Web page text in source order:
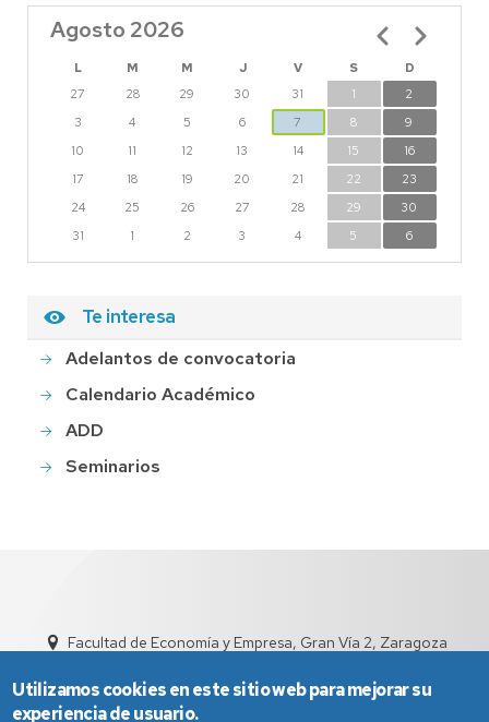
Agosto 2026
L M M J V S
D
27
28 29 30 31 1
2
3
4 5 6 7 8
9
10
11 12 13 14 15
16
17
18 19 20 21 22
23
24
25 26 27 28 29
30
31
1 2 3 4 5 6
Paginación
Te interesa
Adelantos de convocatoria
Calendario Académico
ADD
Seminarios
Facultad de Economía y Empresa, Gran Vía 2, Zaragoza
Utilizamos cookies en este sitio web para mejorar su
experiencia de usuario.